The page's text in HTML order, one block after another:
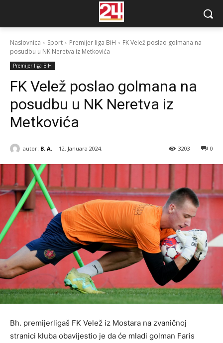
Naslovnica Sport Premijer liga BiH
FK Velež poslao golmana na
posudbu u NK Neretva iz Metkovića
Premijer liga BiH
FK Velež poslao golmana na
posudbu u NK Neretva iz
Metkovića
autor: B. A. 12. Januara 2024. 0
3203
Bh. premijerligaš FK Velež iz Mostara na zvaničnoj
stranici kluba obavijestio je da će mladi golman Faris